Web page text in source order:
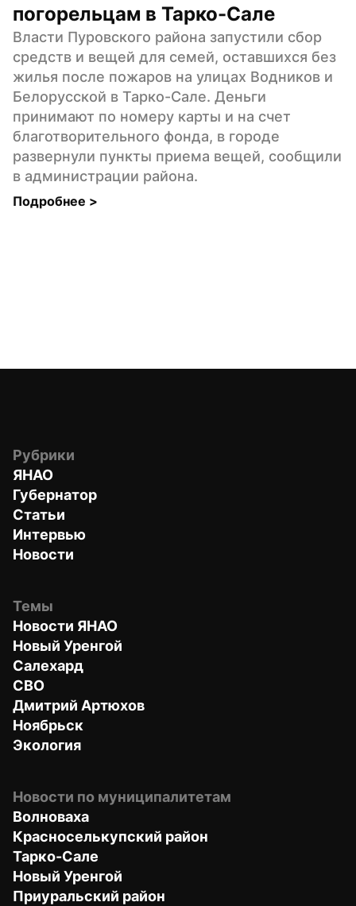
погорельцам в Тарко-Сале
Власти Пуровского района запустили сбор
средств и вещей для семей, оставшихся без
жилья после пожаров на улицах Водников и
Белорусской в Тарко-Сале. Деньги
принимают по номеру карты и на счет
благотворительного фонда, в городе
развернули пункты приема вещей, сообщили
в администрации района.
Подробнее >
Рубрики
ЯНАО
Губернатор
Статьи
Интервью
Новости
Темы
Новости ЯНАО
Новый Уренгой
Салехард
СВО
Дмитрий Артюхов
Ноябрьск
Экология
Новости по муниципалитетам
Волноваха
Красноселькупский район
Тарко-Сале
Новый Уренгой
Приуральский район